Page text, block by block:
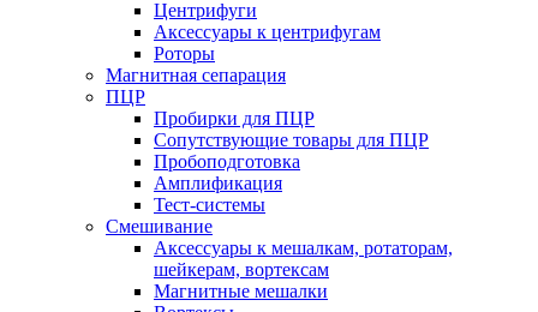
Центрифуги
Аксессуары к центрифугам
Роторы
Магнитная сепарация
ПЦР
Пробирки для ПЦР
Сопутствующие товары для ПЦР
Пробоподготовка
Амплификация
Тест-системы
Смешивание
Аксессуары к мешалкам, ротаторам,
шейкерам, вортексам
Магнитные мешалки